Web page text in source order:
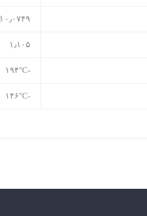
۰٫۰۷۴۹ Kg/m3
۱٫۱۰۵
-۱۹۴°C
-۱۴۶°C